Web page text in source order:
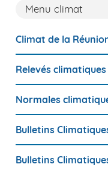
Menu climat
Climat de la
Relevés climatiques
Normales
Bulletins
Bulletins